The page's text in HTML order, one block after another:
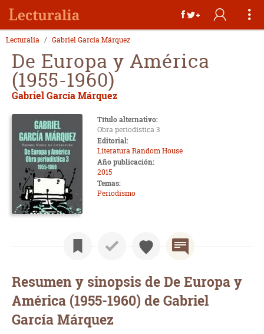
Lecturalia Gabriel García Márquez
De Europa y América
(1955-1960)
Gabriel García Márquez
Título alternativo:
Obra periodística 3
Editorial:
Literatura Random House
Año publicación:
2015
Temas:
Periodismo
Resumen y sinopsis de De Europa y
América (1955-1960) de Gabriel
García Márquez